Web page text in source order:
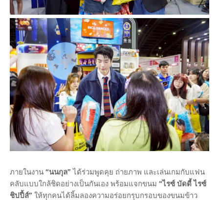
ภายในงาน “นนกุล” ได้ร่วมพูดคุย ถ่ายภาพ และเล่นเกมกับแฟน
คลับแบบใกล้ชิดอย่างเป็นกันเอง พร้อมแจกขนม “ไรซ์ บัดดี้ ไรซ์
ชิปปี้ส์” ให้ทุกคนได้ลิ้มลองความอร่อยกรุบกรอบของขนมข้าว